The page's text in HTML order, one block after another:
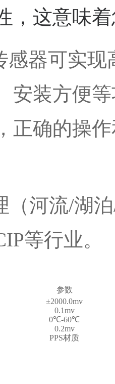
，这意味
感器可实现
安装方便
正确的操
（河流/湖
等行业。
参数
±2000.0mv
0.1mv
0℃-60℃
0.2mv
PPS材质